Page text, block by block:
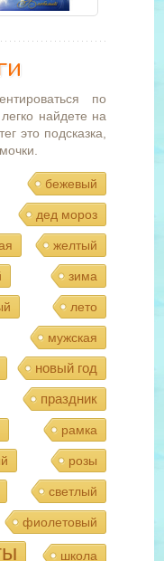
по
найдете на
это подсказка,
бежевый
дед мороз
желтый
зима
лето
мужская
новый год
праздник
рамка
розы
светлый
фиолетовый
школа